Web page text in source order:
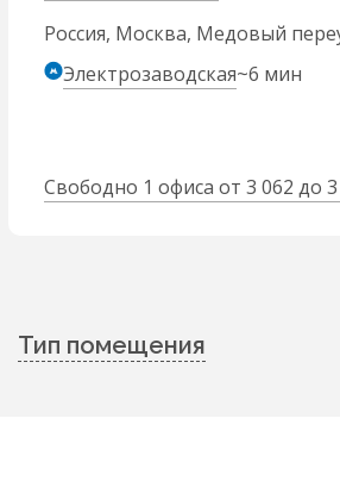
Россия, Москва, Медовый
Электрозаводская~6 мин
Свободно 1 офиса от 3 062 до
Тип помещения